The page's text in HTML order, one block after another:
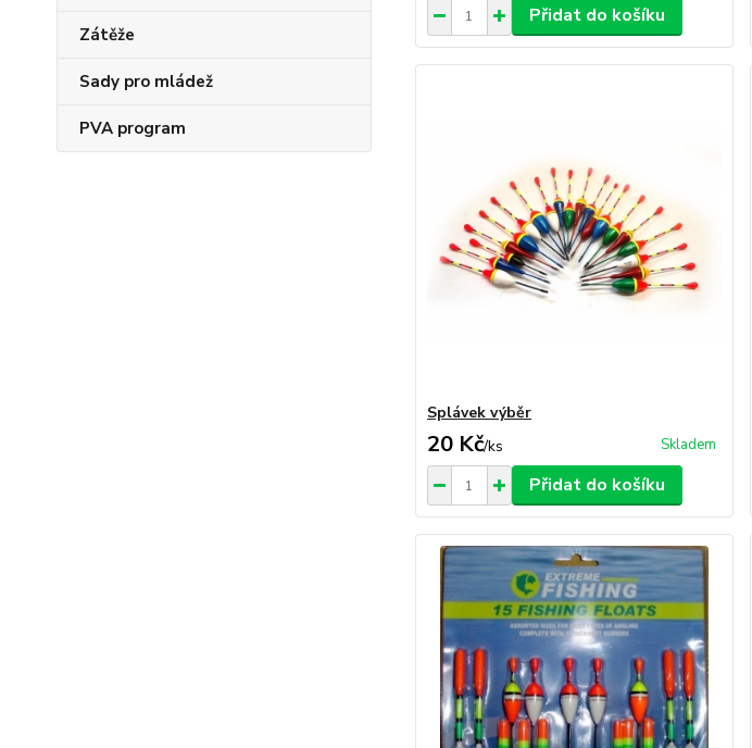
Zátěže
Sady pro mládež
PVA program
Přidat do košíku
Splávek výběr
20 Kč/ks Skladem
Přidat do košíku